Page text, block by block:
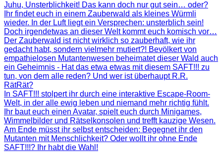
Juhu, Unsterblichkeit! Das kann doch nur gut sein… oder?
Ihr findet euch in einem Zauberwald als kleines Würmli
wieder. In der Luft liegt ein Versprechen: unsterblich sein!
Doch irgendetwas an dieser Welt kommt euch komisch vor…
Der Zauberwald ist nicht wirklich so zauberhaft, wie ihr
gedacht habt, sondern vielmehr mutiert?! Bevölkert von
empathielosen Mutantenwesen beheimatet dieser Wald auch
ein Geheimnis - Hat das etwa etwas mit diesem SAFT!!! zu
tun, von dem alle reden? Und wer ist überhaupt R.R.
RätRät?
In SAFT!!! stolpert ihr durch eine interaktive Escape-Room-
Welt, in der alle ewig leben und niemand mehr richtig fühlt.
Ihr baut euch einen Avatar, spielt euch durch Minigames,
Wimmelbilder und Rätselkonsolen und trefft kauzige Wesen.
Am Ende müsst ihr selbst entscheiden: Begegnet ihr den
Mutanten mit Menschlichkeit? Oder wollt ihr ohne Ende
SAFT!!!? Ihr habt die Wahl!